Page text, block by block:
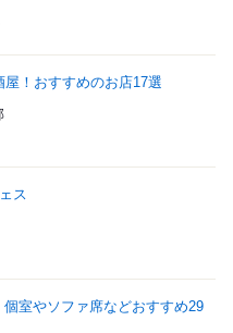
！おすすめのお店17選
ス
室やソファ席などおすすめ29